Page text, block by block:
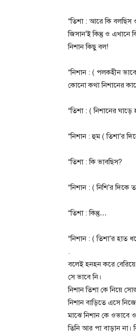
“তিশা : আরে কি বলছিস
জিসান’ই কিন্তু ও এখানে
নিশান কিছু বল!
“নিশান : ( পলকহীন
কোনো কথা নিশানের
“তিশা : ( নিশানের
“নিশান : হুম ( তিশা’র
“তিশা : কি ভাবছিস?
“নিশান : ( নিশি’র
“তিশা : কিন্তু…
“নিশান : ( তিশা’র হাত
.
বলেই হনহন করে
সে ভাবে নি।
নিশান তিশা কে নিয়ে
নিশান বাড়িতে এসে
মাঝে নিশান কে ওভাবে
তিনি আর পা বাড়ান না।